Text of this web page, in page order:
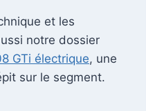
et les
notre dossier
GTi électrique, une
sur le segment.